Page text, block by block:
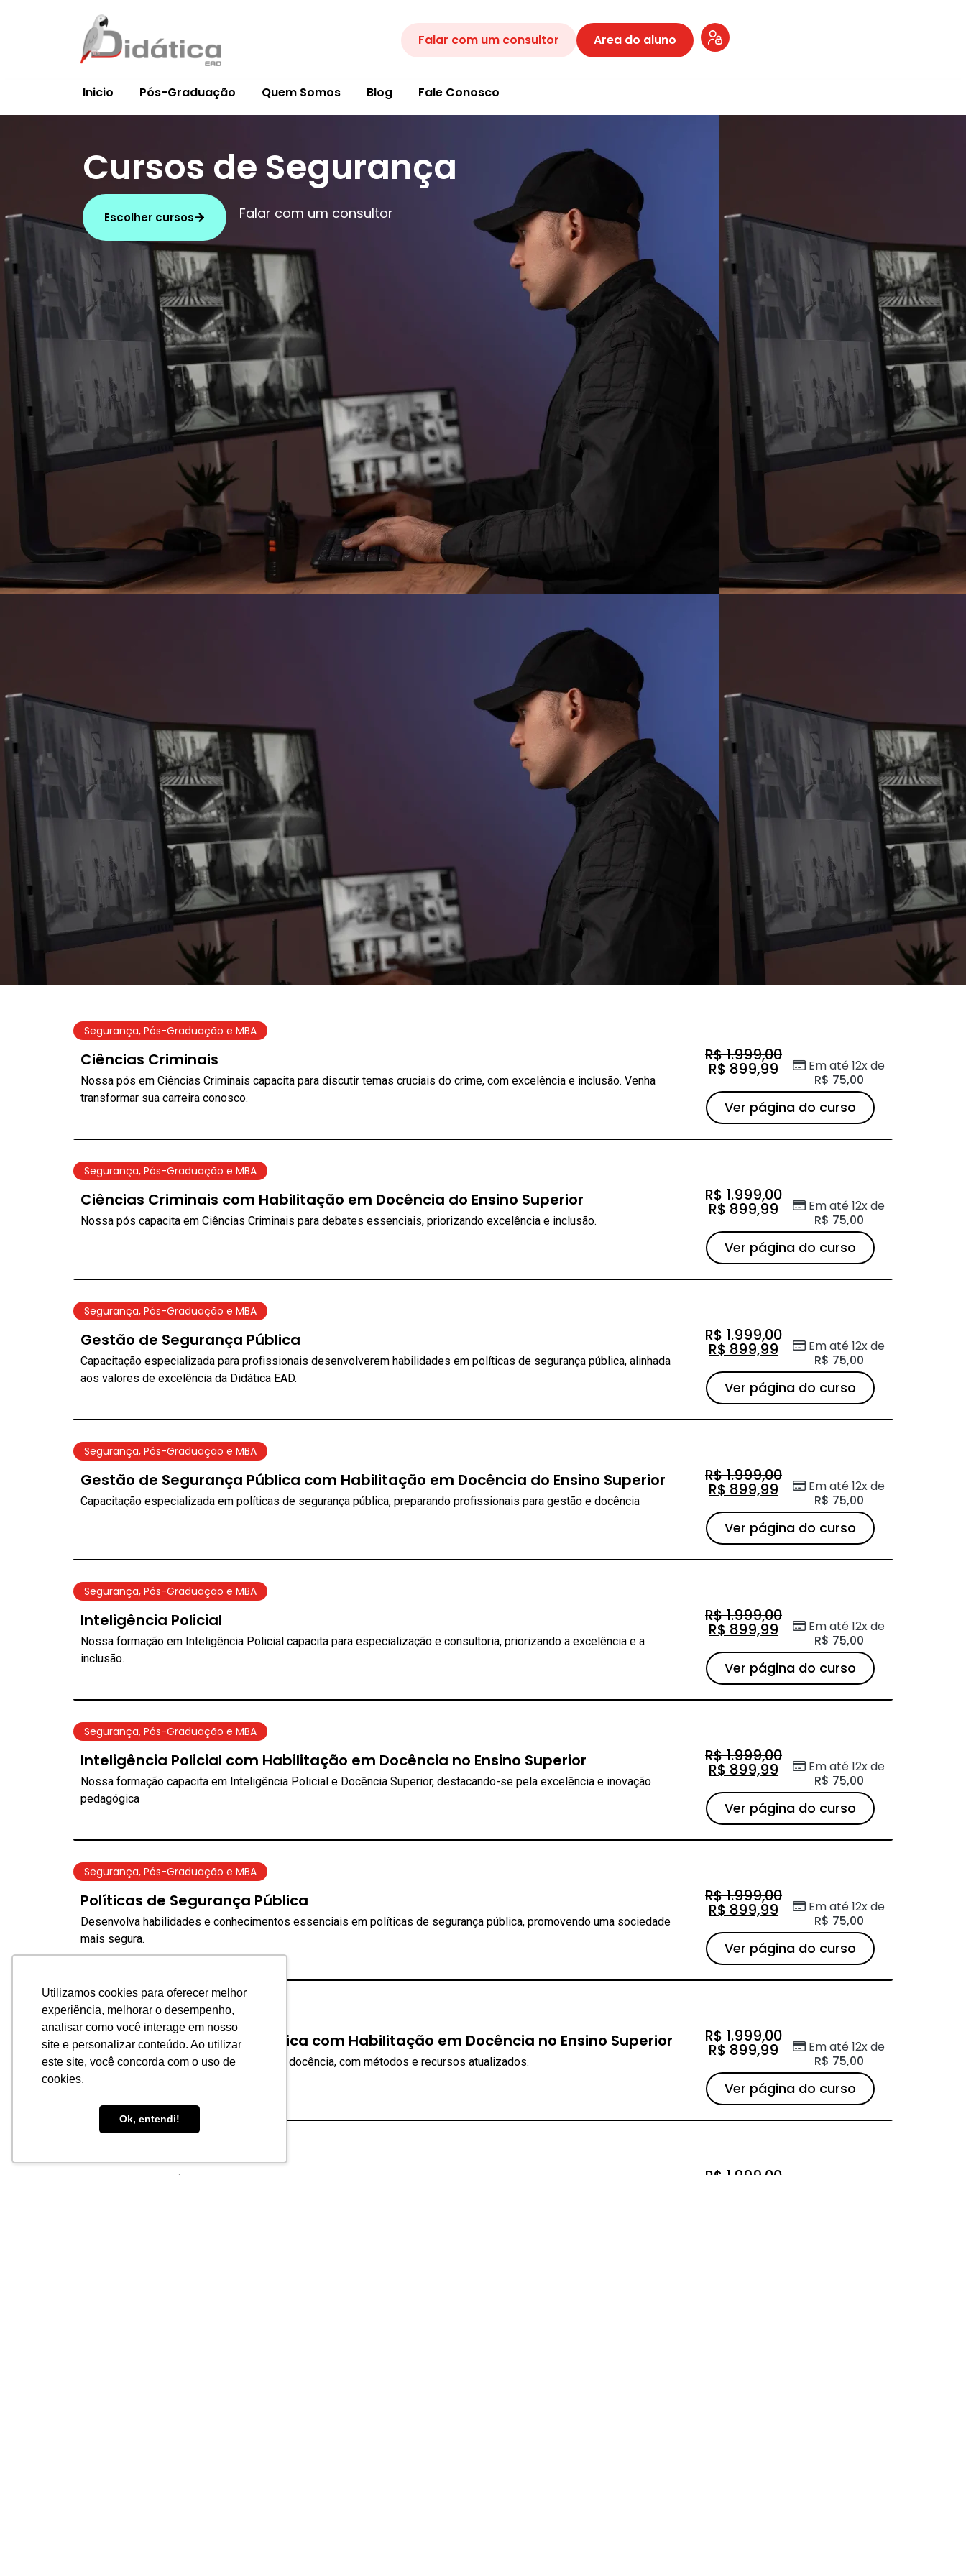
Utilizamos cookies para oferecer melhor
experiência, melhorar o desempenho,
analisar como você interage em nosso
site e personalizar conteúdo. Ao utilizar
este site, você concorda com o uso de
cookies.
Ok, entendi!
Falar com um consultor Area do aluno
Inicio Pós-Graduação Quem Somos Blog Fale Conosco
Cursos de Segurança
Escolher cursos Falar com um consultor
Segurança, Pós-Graduação e MBA
Ciências Criminais
Nossa pós em Ciências Criminais capacita para discutir temas cruciais do crime, com excelência e inclusão. Venha
transformar sua carreira conosco.
R$1.999,00
R$ 899,99
Em até 12x de
R$ 75,00
Ver página do curso
Segurança, Pós-Graduação e MBA
Ciências Criminais com Habilitação em Docência do Ensino Superior
Nossa pós capacita em Ciências Criminais para debates essenciais, priorizando excelência e inclusão.
R$1.999,00
R$ 899,99
Em até 12x de
R$ 75,00
Ver página do curso
Segurança, Pós-Graduação e MBA
Gestão de Segurança Pública
Capacitação especializada para profissionais desenvolverem habilidades em políticas de segurança pública, alinhada
aos valores de excelência da Didática EAD.
R$1.999,00
R$ 899,99
Em até 12x de
R$ 75,00
Ver página do curso
Segurança, Pós-Graduação e MBA
Gestão de Segurança Pública com Habilitação em Docência do Ensino Superior
Capacitação especializada em políticas de segurança pública, preparando profissionais para gestão e docência
R$1.999,00
R$ 899,99
Em até 12x de
R$ 75,00
Ver página do curso
Segurança, Pós-Graduação e MBA
Inteligência Policial
Nossa formação em Inteligência Policial capacita para especialização e consultoria, priorizando a excelência e a
inclusão.
R$1.999,00
R$ 899,99
Em até 12x de
R$ 75,00
Ver página do curso
Segurança, Pós-Graduação e MBA
Inteligência Policial com Habilitação em Docência no Ensino Superior
Nossa formação capacita em Inteligência Policial e Docência Superior, destacando-se pela excelência e inovação
pedagógica
R$1.999,00
R$ 899,99
Em até 12x de
R$ 75,00
Ver página do curso
Segurança, Pós-Graduação e MBA
Políticas de Segurança Pública
Desenvolva habilidades e conhecimentos essenciais em políticas de segurança pública, promovendo uma sociedade
mais segura.
R$1.999,00
R$ 899,99
Em até 12x de
R$ 75,00
Ver página do curso
Segurança,Pós-Graduação e MBA
Políticas de Segurança Pública com Habilitação em Docência no Ensino Superior
Capacite-se em políticas de segurança e docência, com métodos e recursos atualizados.
R$1.999,00
R$ 899,99
Em até 12x de
R$ 75,00
Ver página do curso
Segurança Pública e Privada R$ 1.999,00